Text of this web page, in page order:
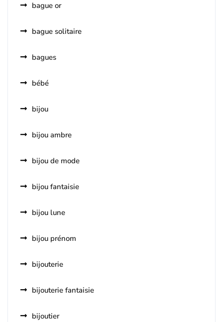
bague or
bague solitaire
bagues
bébé
bijou
bijou ambre
bijou de mode
bijou fantaisie
bijou lune
bijou prénom
bijouterie
bijouterie fantaisie
bijoutier